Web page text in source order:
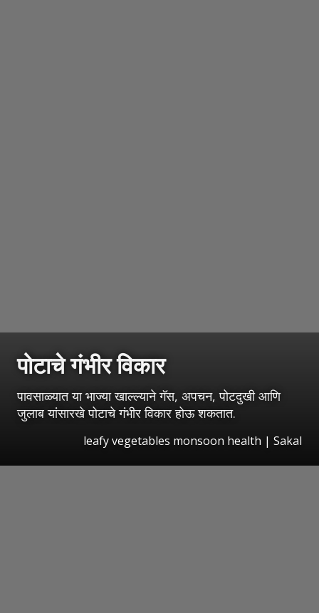
पोटाचे गंभीर विकार
पावसाळ्यात या भाज्या खाल्ल्याने गॅस, अपचन, पोटदुखी आणि
जुलाब यांसारखे पोटाचे गंभीर विकार होऊ शकतात.
leafy vegetables monsoon health | Sakal